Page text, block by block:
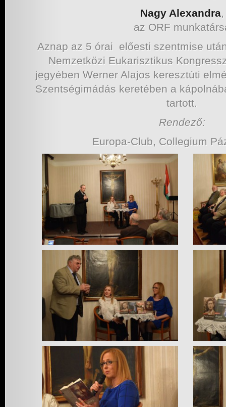
Nagy Alexandra,
az ORF
Aznap az 5 órai előesti szentmise
Nemzetközi Eukarisztikus
jegyében Werner Alajos keresztúti
Szentségimádás keretében a
tartott.
Rendező:
Europa-Club, Collegium